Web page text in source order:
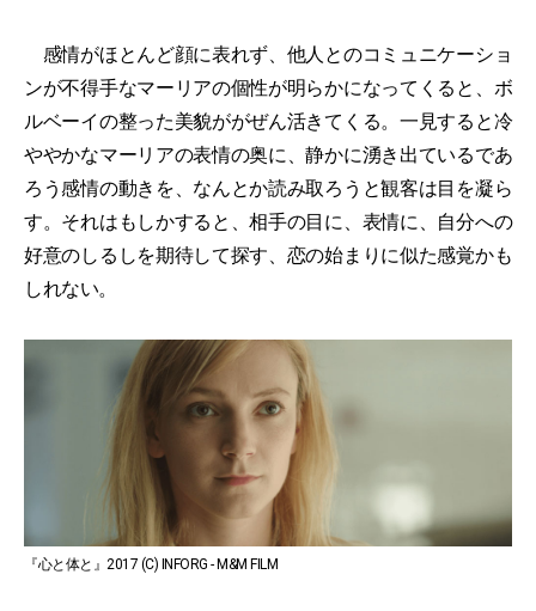
感情がほとんど顔に表れず、他人とのコミュニケーショ
ンが不得手なマーリアの個性が明らかになってくると、ボ
ルベーイの整った美貌ががぜん活きてくる。一見すると冷
ややかなマーリアの表情の奥に、静かに湧き出ているであ
ろう感情の動きを、なんとか読み取ろうと観客は目を凝ら
す。それはもしかすると、相手の目に、表情に、自分への
好意のしるしを期待して探す、恋の始まりに似た感覚かも
しれない。
『心と体と』2017 (C) INFORG - M&M FILM